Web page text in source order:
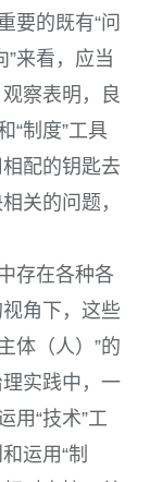
要的既有“问
”来看，应当
察表明，良
“制度”工具
配的钥匙去
关的问题，
存在各种各
视角下，这些
体（人）”的
实践中，一
用“技术”工
运用“制